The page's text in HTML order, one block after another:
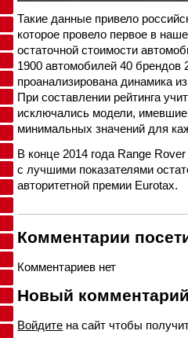
Такие данные привело
которое провело первое в
остаточной стоимости
1900 автомобилей 40 брендов
проанализирована динамика
При составлении рейтинга
исключались модели,
минимальных значений для
В конце 2014 года Range
с лучшими показателями
авторитетной премии Eurotax.
Комментарии
Комментариев нет
Новый
Войдите на сайт чтобы